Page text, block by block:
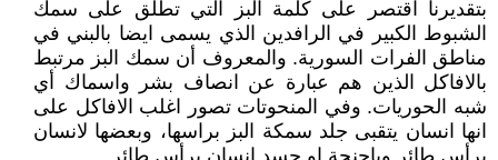
بتقديرنا اقتصر على كلمة البز التي تطلق على سمك
الشبوط الكبير في الرافدين الذي يسمى ايضا بالبني في
مناطق الفرات السورية. والمعروف أن سمك البز مرتبط
بالافاكل الذين هم عبارة عن انصاف بشر واسماك أي
شبه الحوريات. وفي المنحوتات تصور اغلب الافاكل على
انها انسان يتقبى جلد سمكة البز براسها، وبعضها لانسان